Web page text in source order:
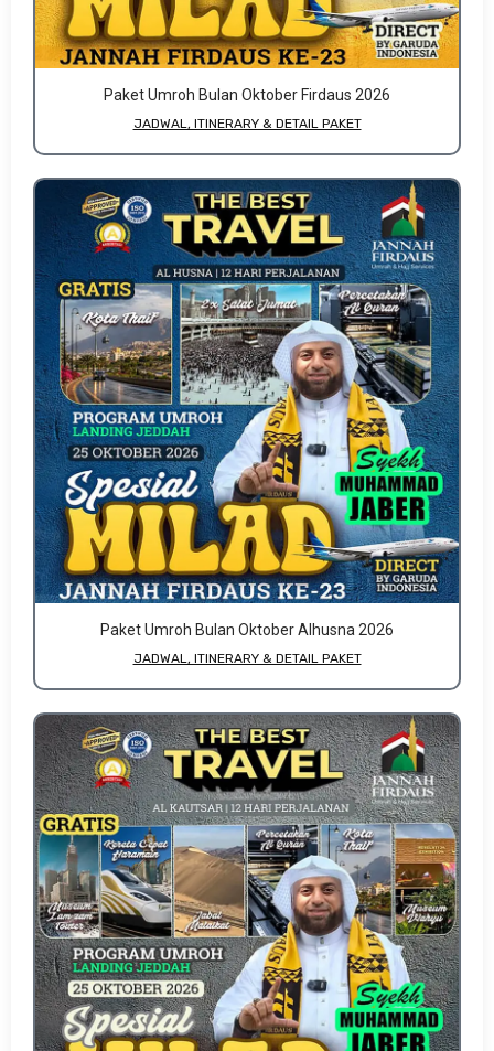
Paket Umroh Bulan Oktober Firdaus 2026
JADWAL, ITINERARY & DETAIL PAKET
Paket Umroh Bulan Oktober Alhusna 2026
JADWAL, ITINERARY & DETAIL PAKET